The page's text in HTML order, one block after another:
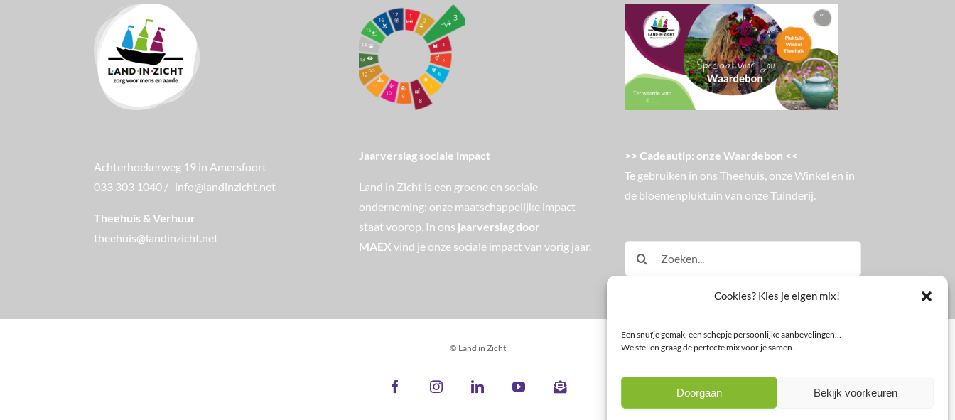
Cookies? Kies je eigen mix!
Een snufje gemak, een schepje persoonlijke aanbevelingen…
We stellen graag de perfecte mix voor je samen.
Doorgaan Bekijk voorkeuren
Achterhoekerweg 19 in Amersfoort
033 303 1040 / info@landinzicht.net
Theehuis & Verhuur
theehuis@landinzicht.net
Jaarverslag sociale impact
Land in Zicht is een groene en sociale
onderneming: onze maatschappelijke impact
staat voorop. In ons jaarverslag door
MAEX vind je onze sociale impact van vorig jaar.
>> Cadeautip: onze Waardebon <<
Te gebruiken in ons Theehuis, onze Winkel en in
de bloemenpluktuin van onze Tuinderij.
naar:
© Land in Zicht
FacebookInstagramLinkedInYouTubeNieuwsbrief